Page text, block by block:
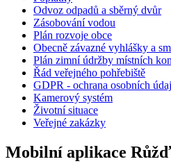
Odvoz odpadů a sběrný dvůr
Zásobování vodou
Plán rozvoje obce
Obecně závazné vyhlášky a
Plán zimní údržby místních
Řád veřejného pohřebiště
GDPR - ochrana osobních
Kamerový systém
Životní situace
Veřejné zakázky
Mobilní aplikace